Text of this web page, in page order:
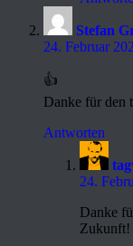
Stefan
24. Februar
👍
Danke für den
Antworten
24.
Danke
Zukunft!